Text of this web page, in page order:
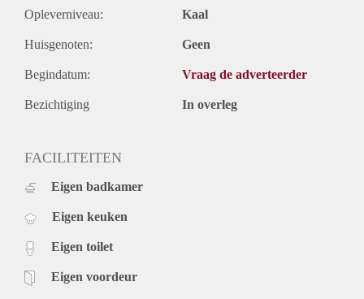
Opleverniveau: Kaal
Huisgenoten: Geen
Begindatum: Vraag de adverteerder
Bezichtiging In overleg
FACILITEITEN
Eigen badkamer
Eigen keuken
Eigen toilet
Eigen voordeur